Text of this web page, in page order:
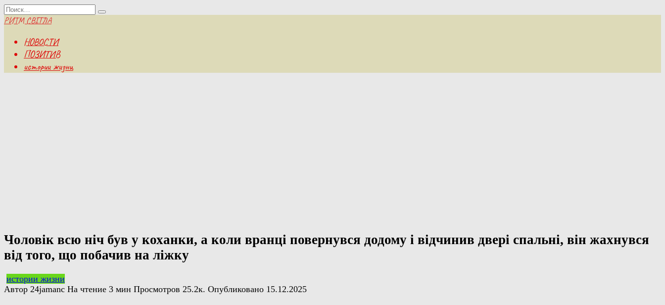
Перейти
к
Search
for:
РИТМ СВІТЛА
НОВОСТИ
ПОЗИТИВ
истории жизни
Чоловік всю ніч був у коханки, а коли вранці повернувся додому і відчинив двері спальні, він жахнувся
від того, що побачив на ліжку
истории жизни
Автор 24jamanc На чтение 3 мин Просмотров 25.2к. Опубликовано 15.12.2025